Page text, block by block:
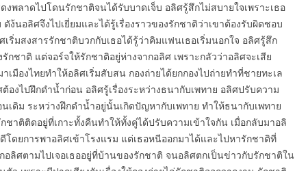
พลาดไปโดนรักชาติจนได้รับบาดเจ็บ อลิศรู้สึกไม่สบายใจเพราะเธอ
ง้นอลิศจึงไปเยี่ยมและได้รู้เรื่องราวของรักชาติว่าเขาต้องรับผิดชอบ
ริ่มสงสารรักชาติบวกกับเธอได้รู้ว่าคิมแฟนเธอเริ่มนอกใจ อลิศรู้สึก
รักชาติ แต่จอร์จให้รักชาติอยู่ห่างจากอลิศ เพราะกลัวว่าอลิศจะเสีย
มืองไทยทำให้อลิศเริ่มสับสน กองถ่ายได้ยกกองไปถ่ายทำที่ชายทะเล
องไปฝึกดำน้ำก่อน อลิศรู้เรื่องระหว่างธนากับเพทาย อลิศปรับความ
เดิม ระหว่างฝึกดำน้ำอยู่นั้นเกิดปัญหากับเพทาย ทำให้ธนากับเพทาย
ชาติติดอยู่ที่เกาะทั้งคืนทำให้ทั้งคู่ได้ปรับความเข้าใจกัน เมื่อกลับมาอลิ
ดยการพาอลิศเข้าโรงแรม แต่เธอหนีออกมาได้และไปหารักชาติที่
ลิศตามไปเจอเธออยู่ที่บ้านของรักชาติ จนอลิศตกเป็นข่าวกับรักชาติใน